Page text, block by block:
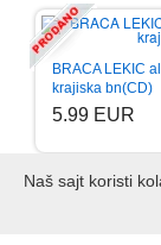
BRACA LEKIC
krajiska bn(CD)
5.99 EUR
Naš sajt koristi